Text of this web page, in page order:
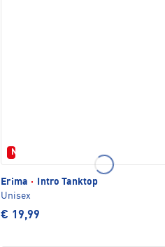
Neu
Erima ·
Intro Tanktop
Unisex
€ 19,99